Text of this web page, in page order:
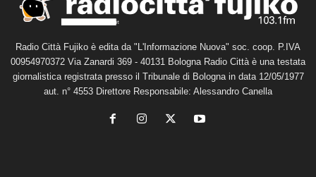
Radio Città Fujiko è edita da "L'Informazione Nuova" soc. coop. P.IVA
00954970372 Via Zanardi 369 - 40131 Bologna Radio Città è una testata
giornalistica registrata presso il Tribunale di Bologna in data 12/05/1977
aut. n° 4553 Direttore Responsabile: Alessandro Canella